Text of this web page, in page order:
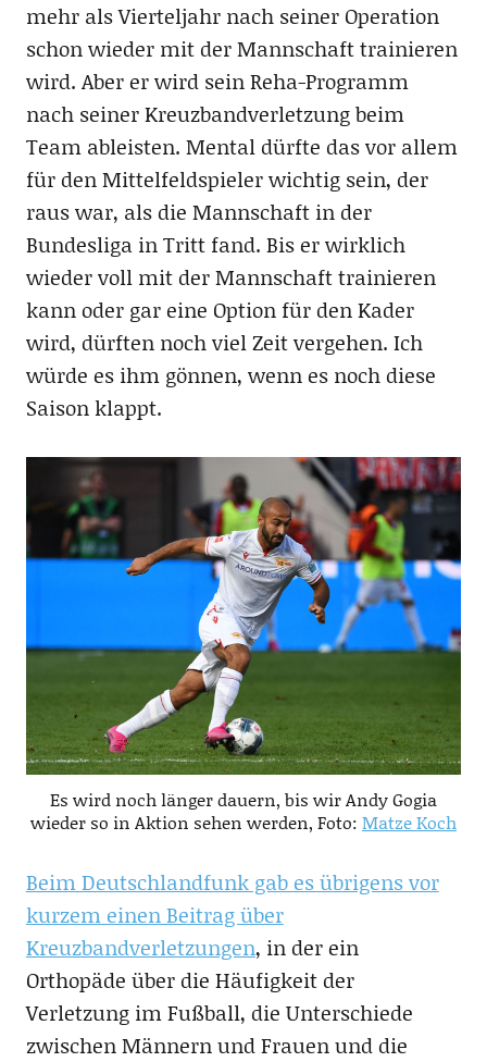
mehr als Vierteljahr nach seiner Operation
schon wieder mit der Mannschaft trainieren
wird. Aber er wird sein Reha-Programm
nach seiner Kreuzbandverletzung beim
Team ableisten. Mental dürfte das vor allem
für den Mittelfeldspieler wichtig sein, der
raus war, als die Mannschaft in der
Bundesliga in Tritt fand. Bis er wirklich
wieder voll mit der Mannschaft trainieren
kann oder gar eine Option für den Kader
wird, dürften noch viel Zeit vergehen. Ich
würde es ihm gönnen, wenn es noch diese
Saison klappt.
Es wird noch länger dauern, bis wir Andy Gogia
wieder so in Aktion sehen werden, Foto: Matze Koch
Beim Deutschlandfunk gab es übrigens vor
kurzem einen Beitrag über
Kreuzbandverletzungen, in der ein
Orthopäde über die Häufigkeit der
Verletzung im Fußball, die Unterschiede
zwischen Männern und Frauen und die